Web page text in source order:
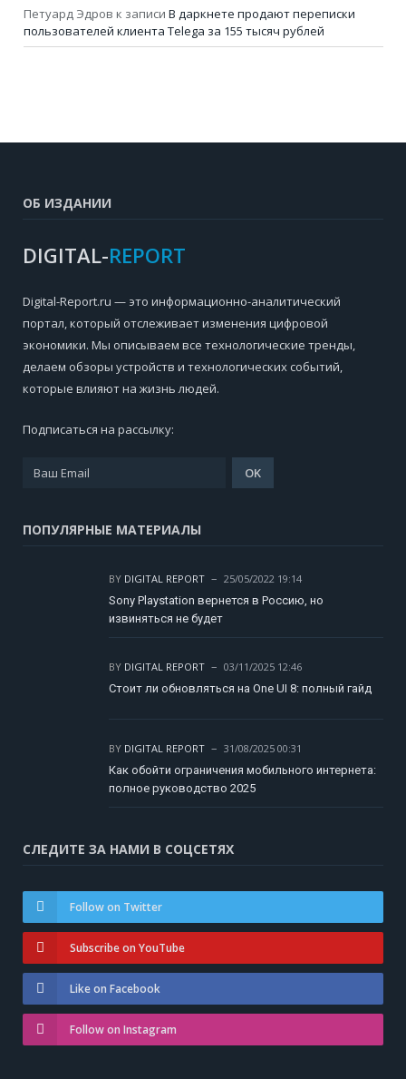
Петуард Эдров к записи В даркнете продают переписки
пользователей клиента Telega за 155 тысяч рублей
ОБ ИЗДАНИИ
DIGITAL-REPORT
Digital-Report.ru — это информационно-аналитический
портал, который отслеживает изменения цифровой
экономики. Мы описываем все технологические тренды,
делаем обзоры устройств и технологических событий,
которые влияют на жизнь людей.
Подписаться на рассылку:
ПОПУЛЯРНЫЕ МАТЕРИАЛЫ
BY DIGITAL REPORT
25/05/2022 19:14
Sony Playstation вернется в Россию, но
извиняться не будет
BY DIGITAL REPORT
03/11/2025 12:46
Стоит ли обновляться на One UI 8: полный гайд
BY DIGITAL REPORT
31/08/2025 00:31
Как обойти ограничения мобильного интернета:
полное руководство 2025
СЛЕДИТЕ ЗА НАМИ В СОЦСЕТЯХ
Follow on Twitter
Subscribe on YouTube
Like on Facebook
Follow on Instagram